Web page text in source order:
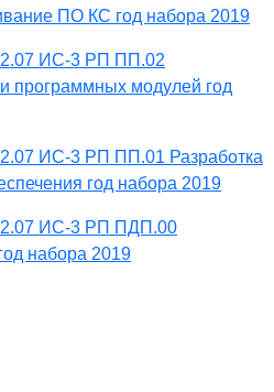
ПО КС год набора 2019
ИС-3 РП ПП.02
программных модулей год
ИС-3 РП ПП.01 Разработка
год набора 2019
ИС-3 РП ПДП.00
набора 2019